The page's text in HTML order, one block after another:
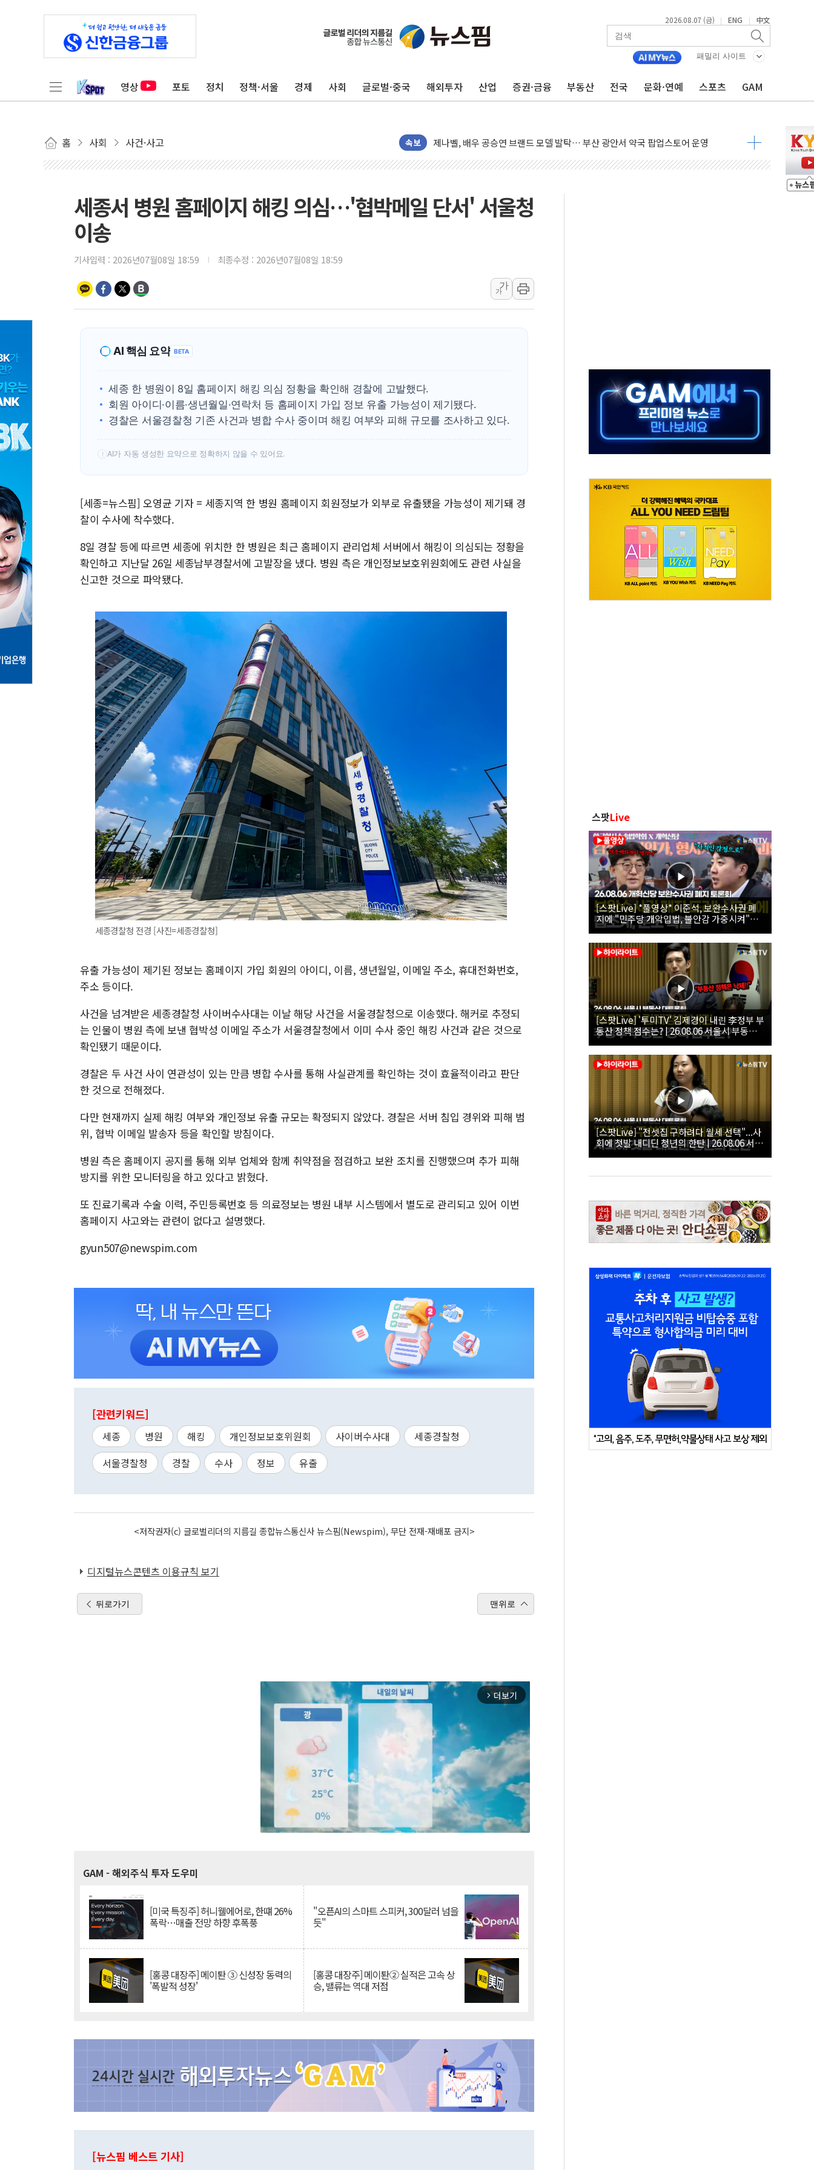
2026.08.07 (금) | ENG | 中文
패밀리 사이트
영상 포토 정치 정책·서울 경제 사회 글로벌·중국 해외투자 산업 증권·금융 부동산 전국 문화·연예 스포츠 GAM
홈 사회 사건·사고 속보
중기부, 떡국·떡볶이떡 제조업 '생계형 적합업종' 재지정...5년 더 보호
[뉴스핌 이 시각 PICK] 李, 오늘 부동산 2차 회의 外
카드사 고객 유입 창구 된 '트래블카드'…휴가철 넘어 장기 고객 묶는다
트럼프, 폴리실리콘·태양광에 15% 관세…한국 등엔 '합산 상한' 적용
[채권/외환] 국제유가 급등에 미 국채금리·달러 동반 상승…시장, 美 고용지표 촉각
트럼프 "이란전 조만간 끝날 것"…군수품 부족설 일축 "막대한 무기 보유"
"세금 부담 덜자"…비거주 1주택자 귀환 조짐에 전월세시장 '긴장'
뉴욕증시, 유가·금리 부담에 하락…다우 5거래일 랠리 '마침표'
이란, 오만과 호르무즈 해협 재개방 합의 막바지.."美와 직접 협상 없어"
[오늘의 국회일정] 상임위·세미나·기자회견·주요 정당 - 8월 7일
이란, 美·이스라엘 선박 호르무즈 통항 제한 추진…美 "통행 막을 권한 없어"
세종서 병원 홈페이지 해킹 의심…'협박메일 단서' 서울청
이송
기사입력 : 2026년07월08일 18:59 최종수정 : 2026년07월08일 18:59
가
가
AI 핵심 요약 BETA
세종 한 병원이 8일 홈페이지 해킹 의심 정황을 확인해 경찰에 고발했다.
회원 아이디·이름·생년월일·연락처 등 홈페이지 가입 정보 유출 가능성이 제기됐다.
경찰은 서울경찰청 기존 사건과 병합 수사 중이며 해킹 여부와 피해 규모를 조사하고 있다.
! AI가 자동 생성한 요약으로 정확하지 않을 수 있어요.
[세종=뉴스핌] 오영균 기자 = 세종지역 한 병원 홈페이지 회원정보가 외부로 유출됐을 가능성이 제기돼 경
찰이 수사에 착수했다.
8일 경찰 등에 따르면 세종에 위치한 한 병원은 최근 홈페이지 관리업체 서버에서 해킹이 의심되는 정황을
확인하고 지난달 26일 세종남부경찰서에 고발장을 냈다. 병원 측은 개인정보보호위원회에도 관련 사실을
신고한 것으로 파악됐다.
세종경찰청 전경 [사진=세종경찰청]
유출 가능성이 제기된 정보는 홈페이지 가입 회원의 아이디, 이름, 생년월일, 이메일 주소, 휴대전화번호,
주소 등이다.
사건을 넘겨받은 세종경찰청 사이버수사대는 이날 해당 사건을 서울경찰청으로 이송했다. 해커로 추정되
는 인물이 병원 측에 보낸 협박성 이메일 주소가 서울경찰청에서 이미 수사 중인 해킹 사건과 같은 것으로
확인됐기 때문이다.
경찰은 두 사건 사이 연관성이 있는 만큼 병합 수사를 통해 사실관계를 확인하는 것이 효율적이라고 판단
한 것으로 전해졌다.
다만 현재까지 실제 해킹 여부와 개인정보 유출 규모는 확정되지 않았다. 경찰은 서버 침입 경위와 피해 범
위, 협박 이메일 발송자 등을 확인할 방침이다.
병원 측은 홈페이지 공지를 통해 외부 업체와 함께 취약점을 점검하고 보완 조치를 진행했으며 추가 피해
방지를 위한 모니터링을 하고 있다고 밝혔다.
또 진료기록과 수술 이력, 주민등록번호 등 의료정보는 병원 내부 시스템에서 별도로 관리되고 있어 이번
홈페이지 사고와는 관련이 없다고 설명했다.
gyun507@newspim.com
[관련키워드]
세종 병원 해킹 개인정보보호위원회 사이버수사대
세종경찰청
서울경찰청
경찰 수사 정보 유출
<저작권자(c) 글로벌리더의 지름길 종합뉴스통신사 뉴스핌(Newspim), 무단 전재-재배포 금지>
디지털뉴스콘텐츠 이용규칙 보기
뒤로가기 맨위로
arrow_forward_ios 더보기
GAM - 해외주식 투자 도우미
[미국 특징주] 허니웰에어로, 한떄 26%
폭락…매출 전망 하향 후폭풍
"오픈AI의 스마트 스피커, 300달러 넘을
듯"
[홍콩 대장주] 메이퇀 ③ 신성장 동력의
'폭발적 성장'
[홍콩 대장주] 메이퇀② 실적은 고속 상
승, 밸류는 역대 저점
[뉴스핌 베스트 기사]
스팟Live
[스팟Live] *풀영상* 이준석, 보완수사권 폐
지에 "민주당 개악입법, 불안감 가중시켜"｜
26.08.06 개혁신당 보완수사권 폐지 토론회
[스팟Live] '투미TV' 김제경이 내린 李정부 부
동산 정책 점수는? | 26.08.06 서울시 부동산
대토론회
[스팟Live] "전셋집 구하려다 월세 선택"...사
회에 첫발 내디딘 청년의 한탄 | 26.08.06 서울
시 부동산 대토론회